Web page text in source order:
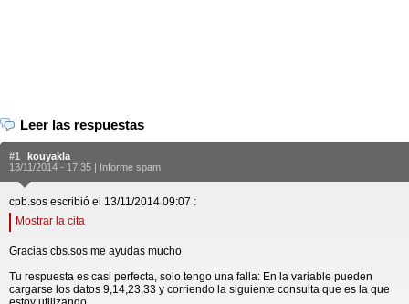
Leer las respuestas
#1
kouyakla
13/11/2014 - 17:35 | Informe spam
cpb.sos escribió el 13/11/2014 09:07 :
Mostrar la cita
Gracias cbs.sos me ayudas mucho
Tu respuesta es casi perfecta, solo tengo una falla: En la variable pueden
cargarse los datos 9,14,23,33 y corriendo la siguiente consulta que es la que